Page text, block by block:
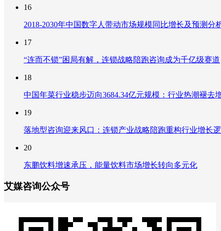
16
2018-2030年中国数字人带动市场规模同比增长及预测
17
“连而不锁”困局有解，连锁战略陪跑咨询成为千亿级赛道
18
中国年菜行业稳步迈向3684.34亿元规模：行业热潮褪
19
落地型咨询迎来风口：连锁产业战略陪跑重构行业增
20
东鹏饮料增速承压，能量饮料市场增长转向多元化
艾媒咨询公众号